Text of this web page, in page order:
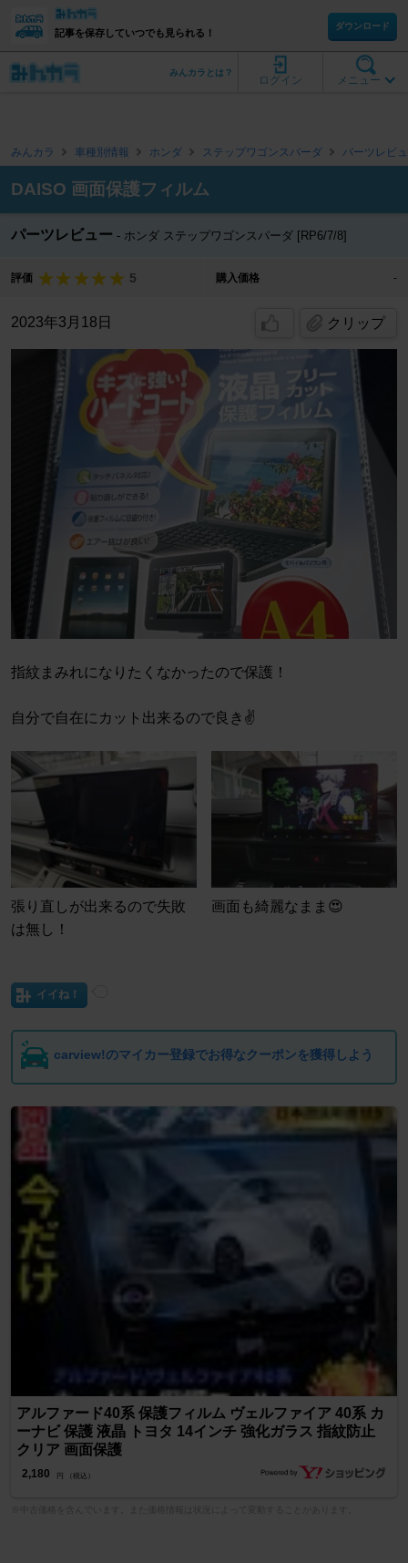
記事を保存していつでも見られる！
ダウンロード
メニュー
ログイン
みんカラとは？
みんカラ 車種別情報 ホンダ ステップワゴンスパーダ パーツレビ
DAISO 画面保護フィルム
パーツレビュー ホンダ ステップワゴンスパーダ [RP6/7/8]
評価 5 購入価格 -
2023年3月18日 クリップ
指紋まみれになりたくなかったので保護！
自分で自在にカット出来るので良き✌️
張り直しが出来るので失敗
は無し！
画面も綺麗なまま😍
イイね！
carview!のマイカー登録でお得なクーポンを獲得しよう
アルファード40系 保護フィルム ヴェルファイア 40系 カ
ーナビ 保護 液晶 トヨタ 14インチ 強化ガラス 指紋防止
クリア 画面保護
2,180 円 （税込）